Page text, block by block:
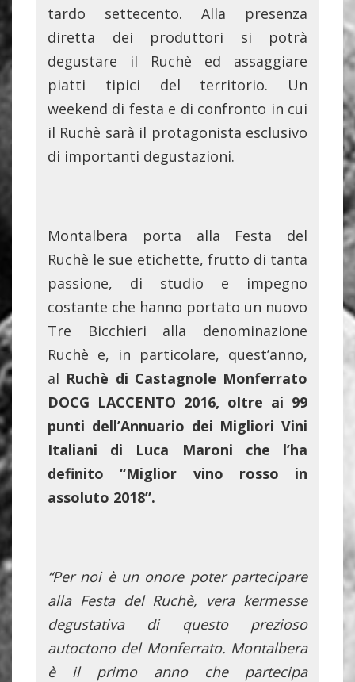
tardo settecento. Alla presenza
diretta dei produttori si potrà
degustare il Ruchè ed assaggiare
piatti tipici del territorio. Un
weekend di festa e di confronto in cui
il Ruchè sarà il protagonista esclusivo
di importanti degustazioni.
Montalbera porta alla Festa del
Ruchè le sue etichette, frutto di tanta
passione, di studio e impegno
costante che hanno portato un nuovo
Tre Bicchieri alla denominazione
Ruchè e, in particolare, quest’anno,
al Ruchè di Castagnole Monferrato
DOCG LACCENTO 2016, oltre ai 99
punti dell’Annuario dei Migliori Vini
Italiani di Luca Maroni che l’ha
definito “Miglior vino rosso in
assoluto 2018”.
“Per noi è un onore poter partecipare
alla Festa del Ruchè, vera kermesse
degustativa di questo prezioso
autoctono del Monferrato. Montalbera
è il primo anno che partecipa